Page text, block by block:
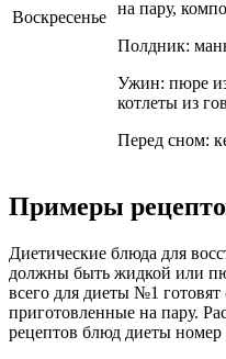
Воскресенье на пару,
Полдник:
Ужин: пюре
котлеты из
Перед сном:
Примеры
Диетические блюда для
должны быть жидкой или
всего для диеты №1
приготовленные на пару.
рецептов блюд диеты номер